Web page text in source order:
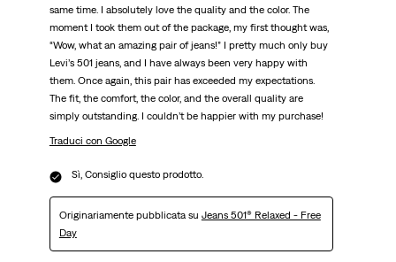
same time. I absolutely love the quality and the color. The
moment I took them out of the package, my first thought was,
“Wow, what an amazing pair of jeans!” I pretty much only buy
Levi’s 501 jeans, and I have always been very happy with
them. Once again, this pair has exceeded my expectations.
The fit, the comfort, the color, and the overall quality are
simply outstanding. I couldn’t be happier with my purchase!
Traduci con Google
Sì, Consiglio questo prodotto.
Originariamente pubblicata su Jeans 501® Relaxed - Free
Day